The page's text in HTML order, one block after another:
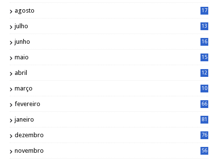
agosto
17
julho
13
junho
16
maio
15
abril
12
março
10
fevereiro 66
janeiro 81
dezembro 76
novembro 56